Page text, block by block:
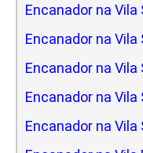
Encanador na Vila
Encanador na Vila
Encanador na
Encanador na Vila
Encanador na Vila